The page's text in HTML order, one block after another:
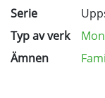
Serie
Typ av verk
Ämnen